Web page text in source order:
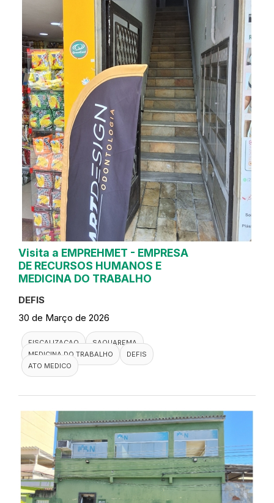
Visita a EMPREHMET - EMPRESA
DE RECURSOS HUMANOS E
MEDICINA DO TRABALHO
DEFIS
30 de Março de 2026
FISCALIZACAO
SAQUAREMA
MEDICINA DO TRABALHO
DEFIS
ATO MEDICO